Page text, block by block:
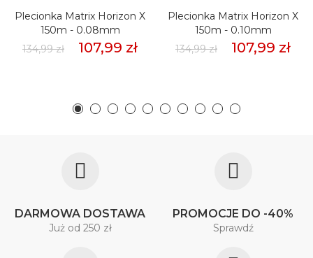
Plecionka Matrix Horizon X
150m - 0.08mm
134,99 zł
107,99 zł
Plecionka Matrix Horizon X
150m - 0.10mm
134,99 zł
107,99 zł
DARMOWA DOSTAWA
Już od 250 zł
PROMOCJE DO -40%
Sprawdź